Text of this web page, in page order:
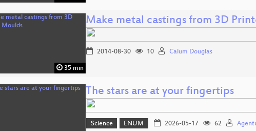
35 min
Make metal castings from 3D
2014-08-30 10 Calum Douglas
The stars are at your fingertips
Science ENUM 2026-05-17 62